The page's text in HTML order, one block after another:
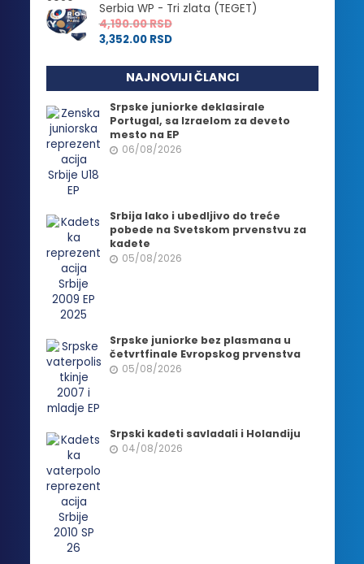
Serbia WP - Tri zlata (TEGET)
4,190.00RSD
3,352.00 RSD
NAJNOVIJI ČLANCI
Srpske juniorke deklasirale
Portugal, sa Izraelom za deveto
mesto na EP
06/08/2026
Srbija lako i ubedljivo do treće
pobede na Svetskom prvenstvu za
kadete
05/08/2026
Srpske juniorke bez plasmana u
četvrtfinale Evropskog prvenstva
05/08/2026
Srpski kadeti savladali i Holandiju
04/08/2026